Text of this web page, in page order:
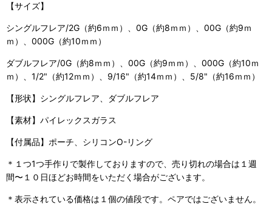
【サイズ】
シングルフレア/2G（約6ｍｍ）、0G（約8ｍｍ）、00G（約9ｍ
ｍ）、000G（約10ｍｍ）
ダブルフレア/0G（約8ｍｍ）、00G（約9ｍｍ）、000G（約10ｍ
ｍ）、1/2"（約12ｍｍ）、9/16"（約14ｍｍ）、5/8"（約16ｍｍ）
【形状】シングルフレア、ダブルフレア
【素材】パイレックスガラス
【付属品】ポーチ、シリコンO-リング
＊１つ1つ手作りで製作しておりますので、売り切れの場合は１週
間〜１０日ほどお時間をいただく場合がございます。
＊表示されている価格は１個の値段です。ペアではございません。